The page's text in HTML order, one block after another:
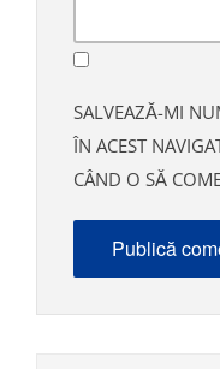
SALVEAZĂ-MI
ÎN ACEST
CÂND O SĂ